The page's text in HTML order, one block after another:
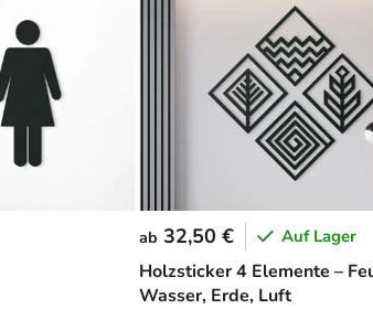
Holzsticker 4 Elemente –
Wasser, Erde, Luft
ab 32,50 € Auf Lager